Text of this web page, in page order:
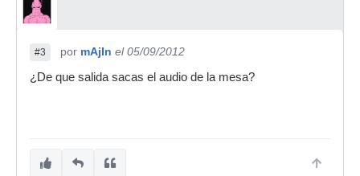
#3 por mAjIn el 05/09/2012
¿De que salida sacas el audio de la mesa?